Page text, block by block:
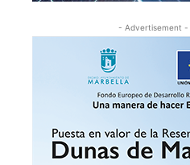
- Advertisement -